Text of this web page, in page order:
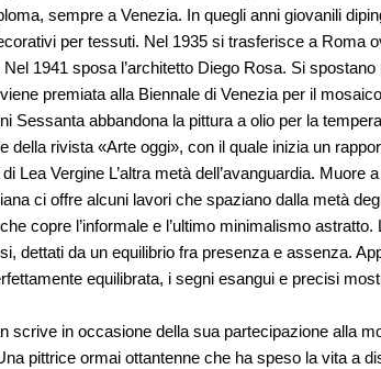
sempre a Venezia. In quegli anni giovanili
per tessuti. Nel 1935 si trasferisce a Roma
Nel 1941 sposa l’architetto Diego Rosa. Si
premiata alla Biennale di Venezia per il
Sessanta abbandona la pittura a olio per la
della rivista «Arte oggi», con il quale inizia un
Lea Vergine L’altra metà dell’avanguardia. Muore
ci offre alcuni lavori che spaziano dalla metà
copre l’informale e l’ultimo minimalismo
dettati da un equilibrio fra presenza e assenza.
equilibrata, i segni esangui e precisi
scrive in occasione della sua partecipazione alla
pittrice ormai ottantenne che ha speso la vita a